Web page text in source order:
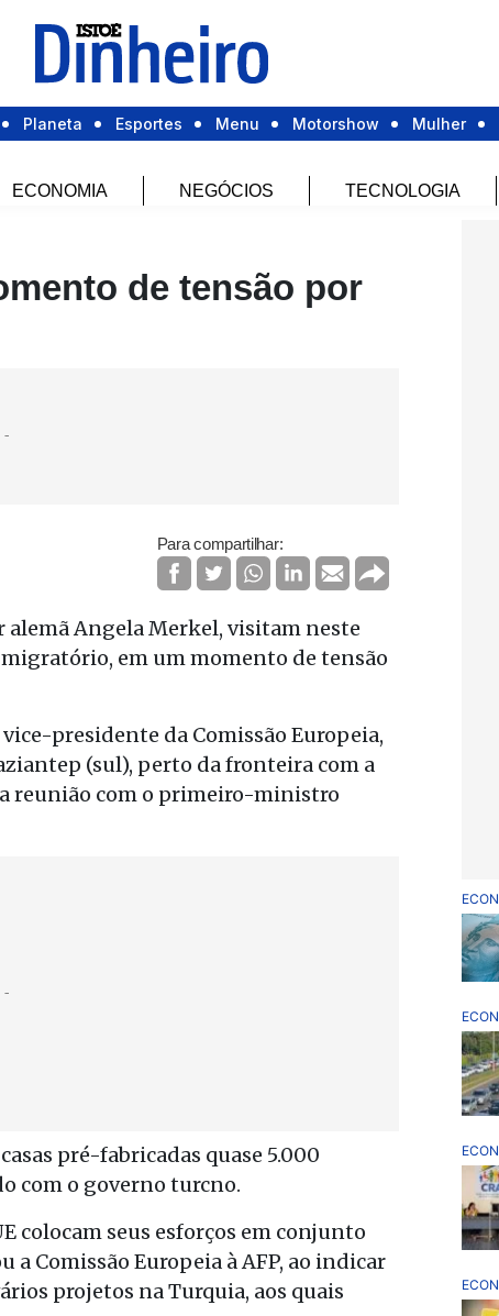
Planeta Esportes Menu Motorshow Mulher
ECONOMIA NEGÓCIOS TECNOLOGIA
de tensão por
Para compartilhar:
Angela Merkel, visitam neste
em um momento de tensão
presidente da Comissão Europeia,
(sul), perto da fronteira com a
reunião com o primeiro-ministro
pré-fabricadas quase 5.000
com o governo turcno.
colocam seus esforços em conjunto
Comissão Europeia à AFP, ao indicar
projetos na Turquia, aos quais